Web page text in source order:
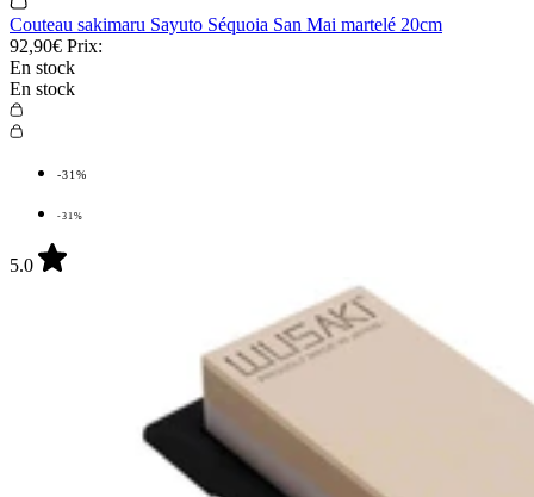
Couteau sakimaru Sayuto Séquoia San Mai martelé 20cm
92,90€ Prix:
En stock
En stock
-31%
-31%
5.0